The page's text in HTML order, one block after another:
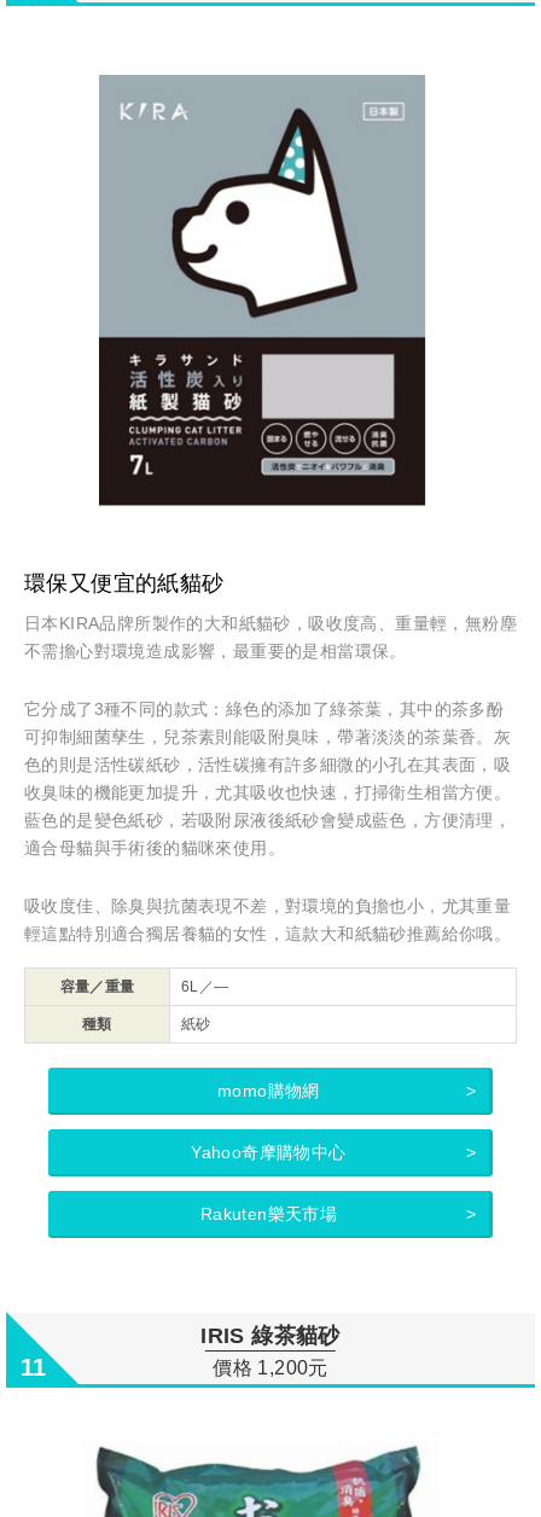
環保又便宜的紙貓砂
日本KIRA品牌所製作的大和紙貓砂，吸收度高、重量輕，無粉塵
不需擔心對環境造成影響，最重要的是相當環保。
它分成了3種不同的款式：綠色的添加了綠茶葉，其中的茶多酚
可抑制細菌孳生，兒茶素則能吸附臭味，帶著淡淡的茶葉香。灰
色的則是活性碳紙砂，活性碳擁有許多細微的小孔在其表面，吸
收臭味的機能更加提升，尤其吸收也快速，打掃衛生相當方便。
藍色的是變色紙砂，若吸附尿液後紙砂會變成藍色，方便清理，
適合母貓與手術後的貓咪來使用。
吸收度佳、除臭與抗菌表現不差，對環境的負擔也小，尤其重量
輕這點特別適合獨居養貓的女性，這款大和紙貓砂推薦給你哦。
容量／重量 6L／—
種類 紙砂
momo購物網
Yahoo奇摩購物中心
Rakuten樂天市場
11
IRIS 綠茶貓砂
價格 1,200元